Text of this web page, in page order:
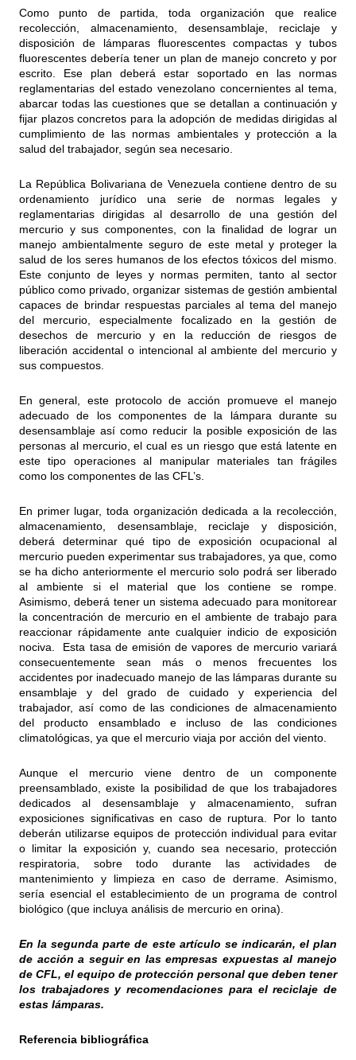
Como punto de partida, toda organización que realice
recolección, almacenamiento, desensamblaje, reciclaje y
disposición de lámparas fluorescentes compactas y tubos
fluorescentes debería tener un plan de manejo concreto y por
escrito. Ese plan deberá estar soportado en las normas
reglamentarias del estado venezolano concernientes al tema,
abarcar todas las cuestiones que se detallan a continuación y
fijar plazos concretos para la adopción de medidas dirigidas al
cumplimiento de las normas ambientales y protección a la
salud del trabajador, según sea necesario.
La República Bolivariana de Venezuela contiene dentro de su
ordenamiento jurídico una serie de normas legales y
reglamentarias dirigidas al desarrollo de una gestión del
mercurio y sus componentes, con la finalidad de lograr un
manejo ambientalmente seguro de este metal y proteger la
salud de los seres humanos de los efectos tóxicos del mismo.
Este conjunto de leyes y normas permiten, tanto al sector
público como privado, organizar sistemas de gestión ambiental
capaces de brindar respuestas parciales al tema del manejo
del mercurio, especialmente focalizado en la gestión de
desechos de mercurio y en la reducción de riesgos de
liberación accidental o intencional al ambiente del mercurio y
sus compuestos.
En general, este protocolo de acción promueve el manejo
adecuado de los componentes de la lámpara durante su
desensamblaje así como reducir la posible exposición de las
personas al mercurio, el cual es un riesgo que está latente en
este tipo operaciones al manipular materiales tan frágiles
como los componentes de las CFL’s.
En primer lugar, toda organización dedicada a la recolección,
almacenamiento, desensamblaje, reciclaje y disposición,
deberá determinar qué tipo de exposición ocupacional al
mercurio pueden experimentar sus trabajadores, ya que, como
se ha dicho anteriormente el mercurio solo podrá ser liberado
al ambiente si el material que los contiene se rompe.
Asimismo, deberá tener un sistema adecuado para monitorear
la concentración de mercurio en el ambiente de trabajo para
reaccionar rápidamente ante cualquier indicio de exposición
nociva. Esta tasa de emisión de vapores de mercurio variará
consecuentemente sean más o menos frecuentes los
accidentes por inadecuado manejo de las lámparas durante su
ensamblaje y del grado de cuidado y experiencia del
trabajador, así como de las condiciones de almacenamiento
del producto ensamblado e incluso de las condiciones
climatológicas, ya que el mercurio viaja por acción del viento.
Aunque el mercurio viene dentro de un componente
preensamblado, existe la posibilidad de que los trabajadores
dedicados al desensamblaje y almacenamiento, sufran
exposiciones significativas en caso de ruptura. Por lo tanto
deberán utilizarse equipos de protección individual para evitar
o limitar la exposición y, cuando sea necesario, protección
respiratoria, sobre todo durante las actividades de
mantenimiento y limpieza en caso de derrame. Asimismo,
sería esencial el establecimiento de un programa de control
biológico (que incluya análisis de mercurio en orina).
En la segunda parte de este artículo se indicarán, el plan
de acción a seguir en las empresas expuestas al manejo
de CFL, el equipo de protección personal que deben tener
los trabajadores y recomendaciones para el reciclaje de
estas lámparas.
Referencia bibliográfica